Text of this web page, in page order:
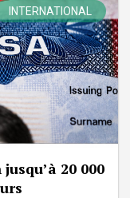
INTERNATIONAL
20 000